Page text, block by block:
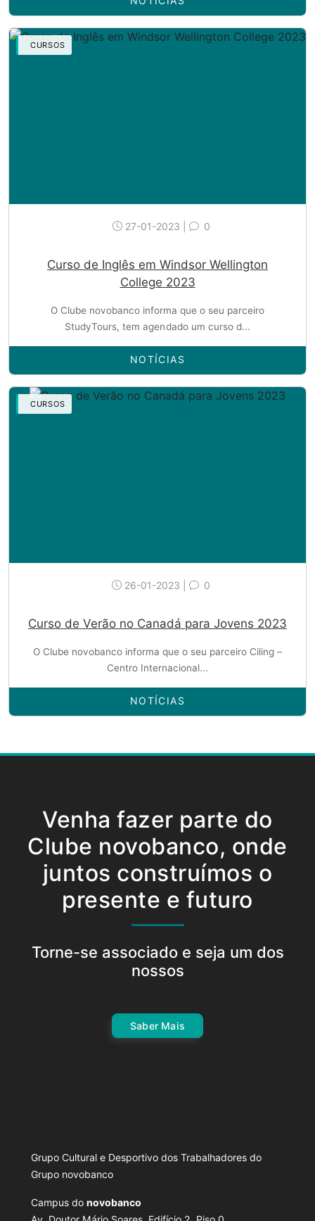
CURSOS
27-01-2023 | 0
Curso de Inglês em Windsor Wellington
College 2023
O Clube novobanco informa que o seu parceiro
StudyTours, tem agendado um curso d...
NOTÍCIAS
CURSOS
26-01-2023 | 0
Curso de Verão no Canadá para Jovens 2023
O Clube novobanco informa que o seu parceiro Ciling –
Centro Internacional...
NOTÍCIAS
Venha fazer parte do
Clube novobanco, onde
juntos construímos o
presente e futuro
Torne-se associado e seja um dos
nossos
Saber Mais
Grupo Cultural e Desportivo dos Trabalhadores do
Grupo novobanco
Campus do novobanco